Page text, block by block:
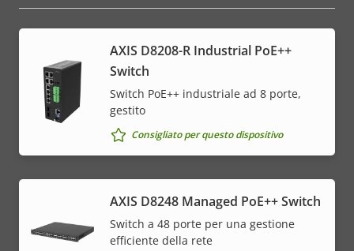
AXIS D8208-R Industrial PoE++
Switch
Switch PoE++ industriale ad 8 porte,
gestito
Consigliato per questo dispositivo
AXIS D8248 Managed PoE++ Switch
Switch a 48 porte per una gestione
efficiente della rete